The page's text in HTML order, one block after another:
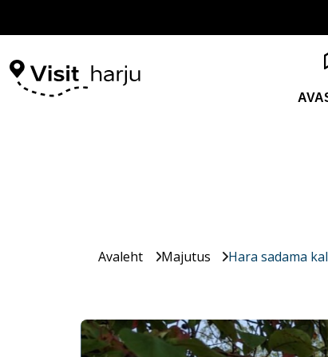
Avaleht Majutus Hara sadama